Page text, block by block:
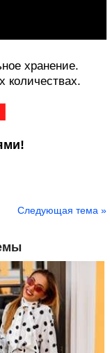
хранение.
количествах.
Следующая тема »